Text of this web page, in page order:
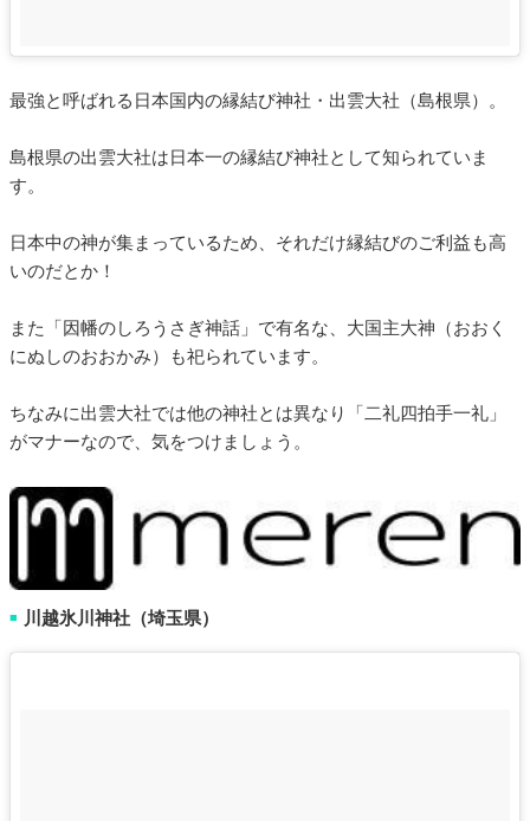
最強と呼ばれる日本国内の縁結び神社・出雲大社（島根県）。
島根県の出雲大社は日本一の縁結び神社として知られていま
す。
日本中の神が集まっているため、それだけ縁結びのご利益も高
いのだとか！
また「因幡のしろうさぎ神話」で有名な、大国主大神（おおく
にぬしのおおかみ）も祀られています。
ちなみに出雲大社では他の神社とは異なり「二礼四拍手一礼」
がマナーなので、気をつけましょう。
■ 川越氷川神社（埼玉県）